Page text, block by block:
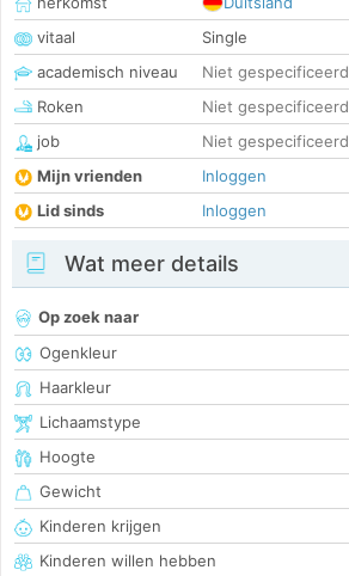
vitaal
Single
academisch niveau
Niet gespecificeerd
Roken
Niet gespecificeerd
job
Niet gespecificeerd
Mijn vrienden
Inloggen
Lid sinds
Inloggen
Wat meer details
Op zoek naar
Ogenkleur
Haarkleur
Lichaamstype
Hoogte
Gewicht
Kinderen krijgen
Kinderen willen hebben